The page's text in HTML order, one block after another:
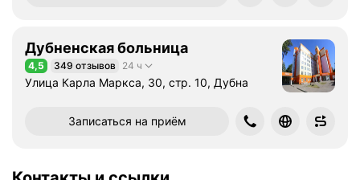
Дубненская больница
Рейтинг 4,5 из 5
4,5 349 отзывов 24 ч
Улица Карла Маркса, 30, стр. 10, Дубна
Записаться на приём